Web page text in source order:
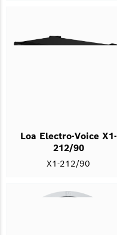
Loa Electro-Voice X1-
212/90
X1-212/90